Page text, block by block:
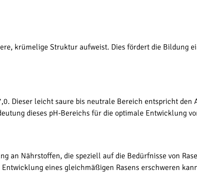
krümelige Struktur aufweist. Dies fördert die Bildung
Dieser leicht saure bis neutrale Bereich entspricht
dieses pH-Bereichs für die optimale Entwicklung
an Nährstoffen, die speziell auf die Bedürfnisse von
eines gleichmäßigen Rasens erschweren